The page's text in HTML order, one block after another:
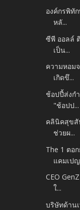
องค์กรพิทั
หลั...
ซีพี ออลล์
เป็น...
ความหอม
เกิดขึ...
ช้อปปี้ส่งก
"ช้อปป...
คลินิคสุขสั
ช่วยผ...
The 1 ตอ
แคมเปญ
CEO
ใ...
บริษัทด้าน